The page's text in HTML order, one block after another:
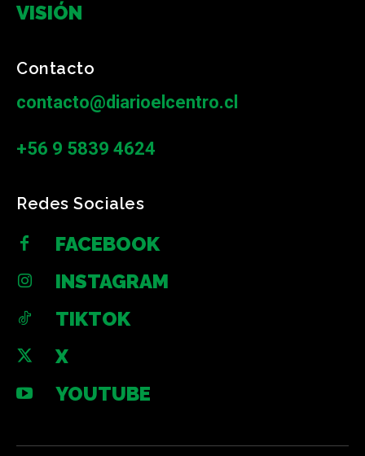
VISIÓN
Contacto
contacto@diarioelcentro.cl
+56 9 5839 4624
Redes Sociales
FACEBOOK
INSTAGRAM
TIKTOK
X
YOUTUBE